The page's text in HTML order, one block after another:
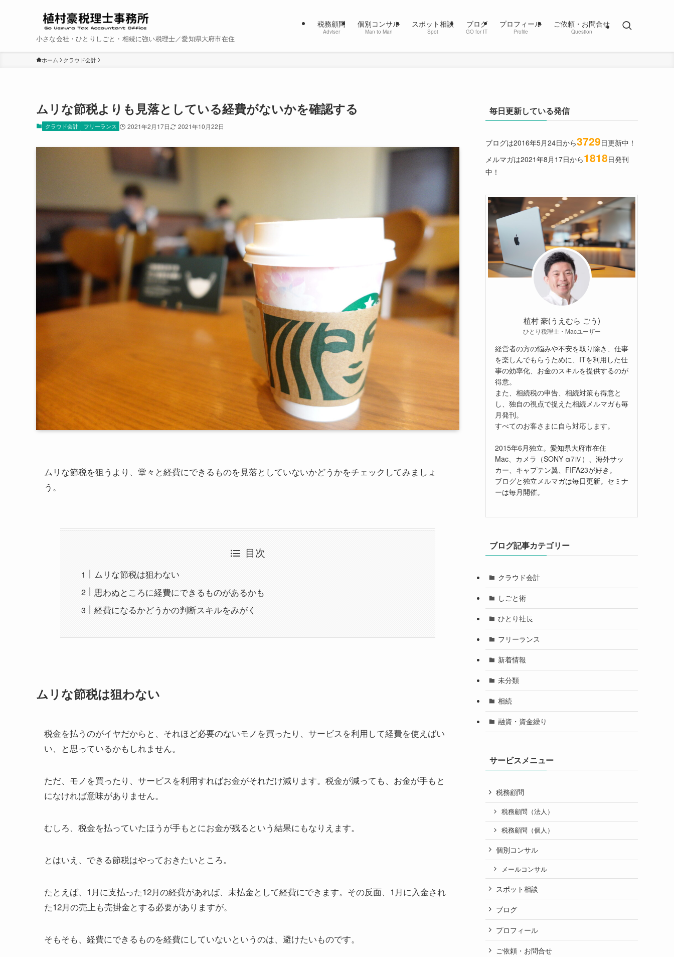
小さな会社・ひとりしごと・相続に強い税理士／愛知県大府市在住
税務顧問
Adviser
個別コンサル
Man to Man
スポット相談
Spot
ブログ
GO for IT
プロフィール
Profile
ご依頼・お問合せ
Question
ホーム クラウド会計
ムリな節税よりも見落としている経費がないかを確認する
クラウド会計 フリーランス 2021年2月17日 2021年10月22日
ムリな節税を狙うより、堂々と経費にできるものを見落としていないかどうかをチェックしてみましょ
う。
目次
ムリな節税は狙わない
思わぬところに経費にできるものがあるかも
経費になるかどうかの判断スキルをみがく
ムリな節税は狙わない
税金を払うのがイヤだからと、それほど必要のないモノを買ったり、サービスを利用して経費を使えばい
い、と思っているかもしれません。
ただ、モノを買ったり、サービスを利用すればお金がそれだけ減ります。税金が減っても、お金が手もと
になければ意味がありません。
むしろ、税金を払っていたほうが手もとにお金が残るという結果にもなりえます。
とはいえ、できる節税はやっておきたいところ。
たとえば、1月に支払った12月の経費があれば、未払金として経費にできます。その反面、1月に入金され
た12月の売上も売掛金とする必要がありますが。
そもそも、経費にできるものを経費にしていないというのは、避けたいものです。
毎日更新している発信
ブログは2016年5月24日から3729日更新中！
メルマガは2021年8月17日から1818日発刊
中！
植村 豪(うえむら ごう)
ひとり税理士・Macユーザー
経営者の方の悩みや不安を取り除き、仕事
を楽しんでもらうために、ITを利用した仕
事の効率化、お金のスキルを提供するのが
得意。
また、相続税の申告、相続対策も得意と
し、独自の視点で捉えた相続メルマガも毎
月発刊。
すべてのお客さまに自ら対応します。
2015年6月独立。愛知県大府市在住
Mac、カメラ（SONY α7Ⅳ）、海外サッ
カー、キャプテン翼、FIFA23が好き。
ブログと独立メルマガは毎日更新。セミナ
ーは毎月開催。
ブログ記事カテゴリー
クラウド会計
しごと術
ひとり社長
フリーランス
新着情報
未分類
相続
融資・資金繰り
サービスメニュー
税務顧問
税務顧問（法人）
税務顧問（個人）
個別コンサル
メールコンサル
スポット相談
ブログ
プロフィール
ご依頼・お問合せ